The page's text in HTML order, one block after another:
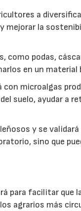
a
la
como podas,
en un material
microalgas
suelo, ayudar a
y se
sino que
para facilitar que
agrarios más